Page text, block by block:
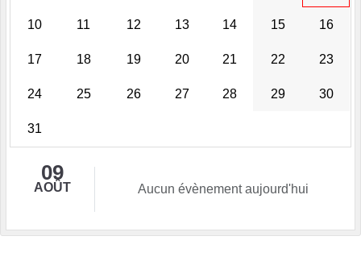
10 11 12 13 14 15 16
17 18 19 20 21 22 23
24 25 26 27 28 29 30
31
09
AOÛT Aucun évènement aujourd'hui